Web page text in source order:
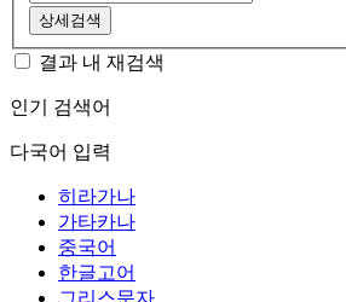
상세검색
결과 내 재검색
인기 검색어
다국어 입력
히라가나
가타카나
중국어
한글고어